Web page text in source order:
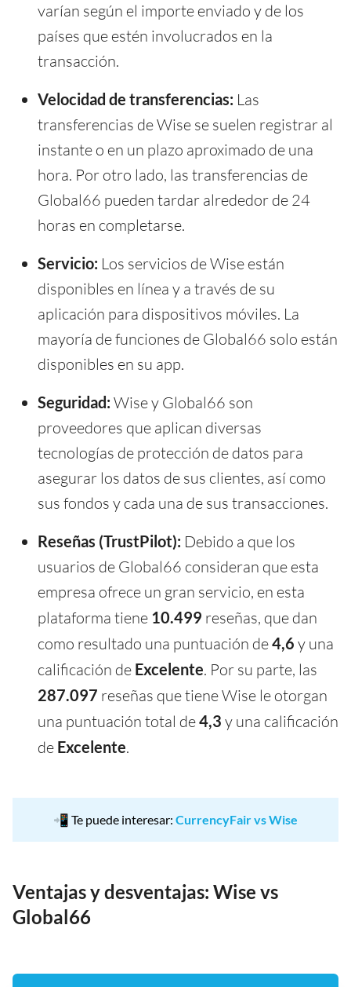
varían según el importe enviado y de los
países que estén involucrados en la
transacción.
Velocidad de transferencias: Las
transferencias de Wise se suelen registrar al
instante o en un plazo aproximado de una
hora. Por otro lado, las transferencias de
Global66 pueden tardar alrededor de 24
horas en completarse.
Servicio: Los servicios de Wise están
disponibles en línea y a través de su
aplicación para dispositivos móviles. La
mayoría de funciones de Global66 solo están
disponibles en su app.
Seguridad: Wise y Global66 son
proveedores que aplican diversas
tecnologías de protección de datos para
asegurar los datos de sus clientes, así como
sus fondos y cada una de sus transacciones.
Reseñas (TrustPilot): Debido a que los
usuarios de Global66 consideran que esta
empresa ofrece un gran servicio, en esta
plataforma tiene 10.499 reseñas, que dan
como resultado una puntuación de4,6 y una
calificación de Excelente. Por su parte, las
287.097 reseñas que tiene Wise le otorgan
una puntuación total de4,3 y una calificación
de Excelente.
📲 Te puede interesar: CurrencyFair vs Wise
Ventajas y desventajas: Wise vs
Global66